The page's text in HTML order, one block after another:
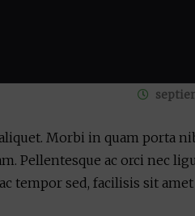
Morbi in quam porta
Pellentesque ac orci nec
tempor sed, facilisis sit